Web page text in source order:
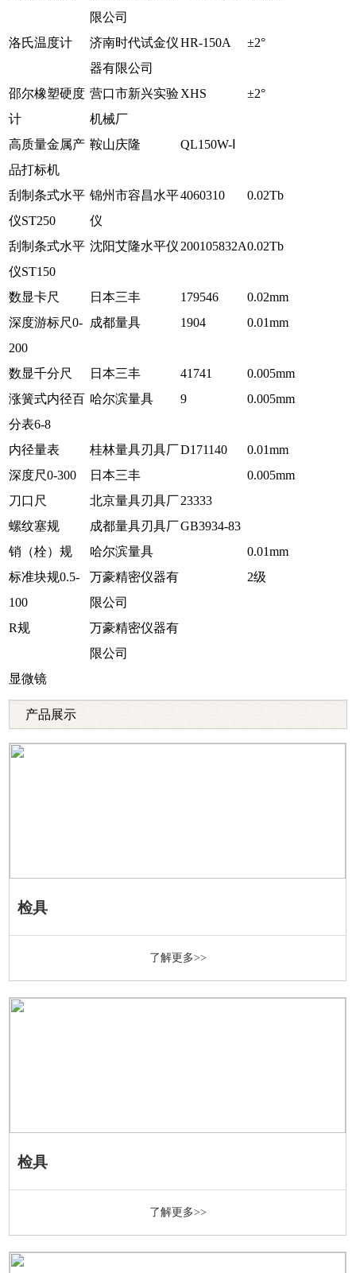
限公司
洛氏温度计
济南时代试金仪
器有限公司
HR-150A ±2°
邵尔橡塑硬度
计
营口市新兴实验
机械厂
XHS ±2°
高质量金属产
品打标机
鞍山庆隆 QL150W-Ⅰ
刮制条式水平
仪ST250
锦州市容昌水平
仪
4060310 0.02Tb
刮制条式水平
仪ST150
沈阳艾隆水平仪 200105832A0.02Tb
数显卡尺 日本三丰 179546
0.02mm
深度游标尺0-
200
成都量具 1904 0.01mm
数显千分尺 日本三丰 41741
0.005mm
涨簧式内径百
分表6-8
哈尔滨量具 9 0.005mm
内径量表 桂林量具刃具厂D171140
0.01mm
深度尺0-300
日本三丰
0.005mm
刀口尺
北京量具刃具厂23333
螺纹塞规
成都量具刃具厂GB3934-83
销（栓）规
哈尔滨量具
0.01mm
标准块规0.5-
100
万豪精密仪器有
限公司
2级
R规
万豪精密仪器有
限公司
显微镜
产品展示
检具
了解更多>>
检具
了解更多>>